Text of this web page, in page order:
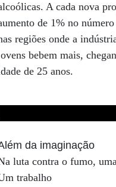
A cada nova
de 1% no
regiões onde a
bebem mais,
de 25 anos.
da imaginação
luta contra o fumo,
trabalho